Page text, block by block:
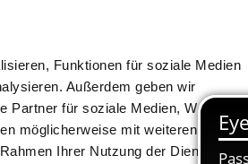
Funktionen für soziale Medien
Außerdem geben wir
für soziale Medien, Werbung
möglicherweise mit weiteren Daten
Ihrer Nutzung der Dienste
/ Soziales Touristik / Freizeit